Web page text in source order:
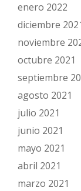
enero 2022
diciembre
noviembre
octubre 2021
septiembre
agosto 2021
julio 2021
junio 2021
mayo 2021
abril 2021
marzo 2021